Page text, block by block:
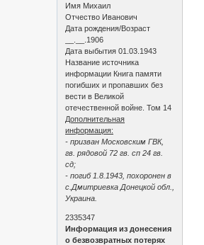
Имя Михаил
Отчество Иванович
Дата рождения/Возраст
__.__.1906
Дата выбытия 01.03.1943
Название источника
информации Книга памяти
погибших и пропавших без
вести в Великой
отечественной войне. Том 14
Дополнительная
информация:
- призван Московским ГВК,
гв. рядовой 72 гв. сп 24 гв.
сд;
- погиб 1.8.1943, похоронен в
с.Дмитриевка Донецкой обл.,
Украина.
2335347
Информация из донесения
о безвозвратных потерях